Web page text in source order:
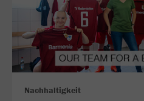
Nachhaltigkeit